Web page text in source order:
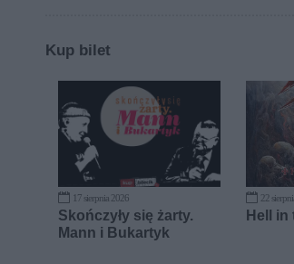
Kup bilet
17 sierpnia 2026
Skończyły się żarty.
Mann i Bukartyk
22
Hell in